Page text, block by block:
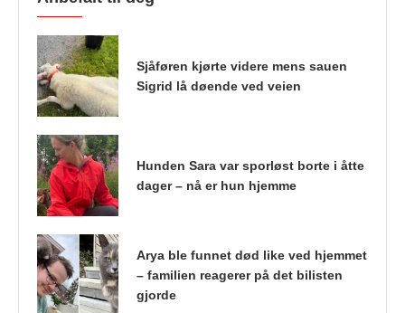
Sjåføren kjørte videre mens sauen
Sigrid lå døende ved veien
Hunden Sara var sporløst borte i åtte
dager – nå er hun hjemme
Arya ble funnet død like ved hjemmet
– familien reagerer på det bilisten
gjorde